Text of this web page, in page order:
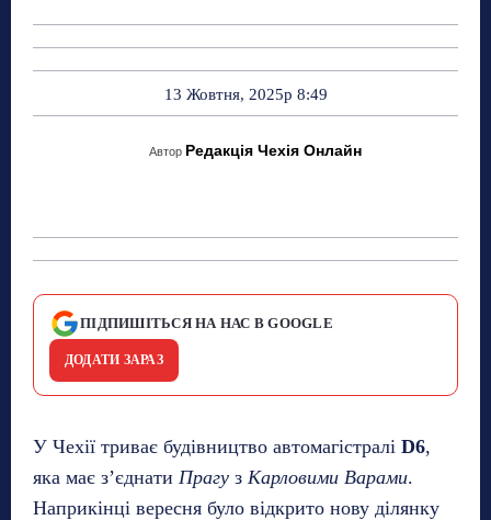
13 Жовтня, 2025р 8:49
Автор Редакція Чехія Онлайн
ПІДПИШІТЬСЯ НА НАС В GOOGLE
ДОДАТИ ЗАРАЗ
У Чехії триває будівництво автомагістралі D6,
яка має з’єднати Прагу з Карловими Варами.
Наприкінці вересня було відкрито нову ділянку